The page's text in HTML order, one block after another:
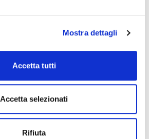
Mostra dettagli
Accetta tutti
Accetta selezionati
Rifiuta